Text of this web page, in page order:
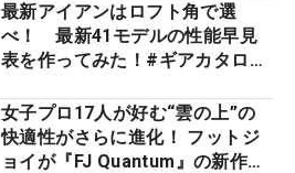
最新アイアンはロフト角で選
べ！ 最新41モデルの性能早見
表を作ってみた！#ギアカタログ
女子プロ17人が好む“雲の上”の
快適性がさらに進化！ フットジ
ョイが『FJ Quantum』の新作を